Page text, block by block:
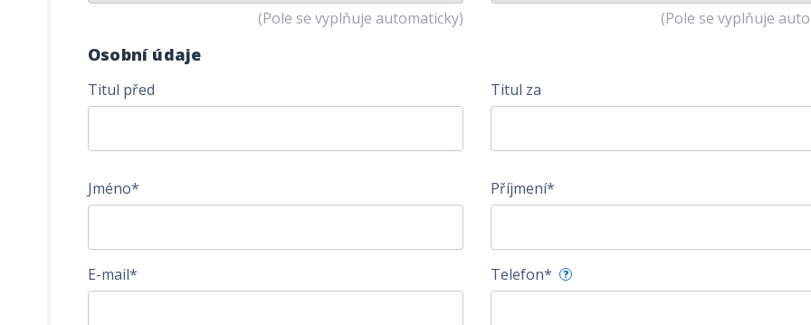
(Pole se vyplňuje automaticky) (Pole se vyplňuje
Osobní údaje
Titul před Titul za
Jméno* Příjmení*
E-mail* Telefon* ?